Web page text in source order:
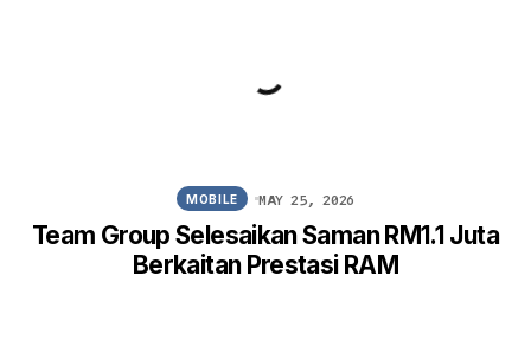
Team Group Selesaikan Saman RM1.1 Juta
Berkaitan Prestasi RAM
MOBILE MAY 25, 2026